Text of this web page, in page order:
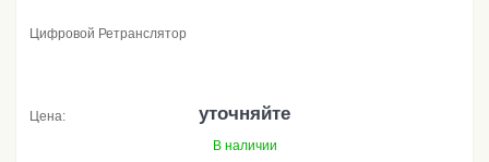
Цифровой Ретранслятор
Цена: уточняйте
В наличии